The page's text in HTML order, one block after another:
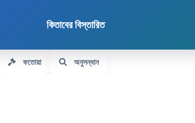
কিতাবের বিস্তারিত
ফতোয়া অনুসন্ধান